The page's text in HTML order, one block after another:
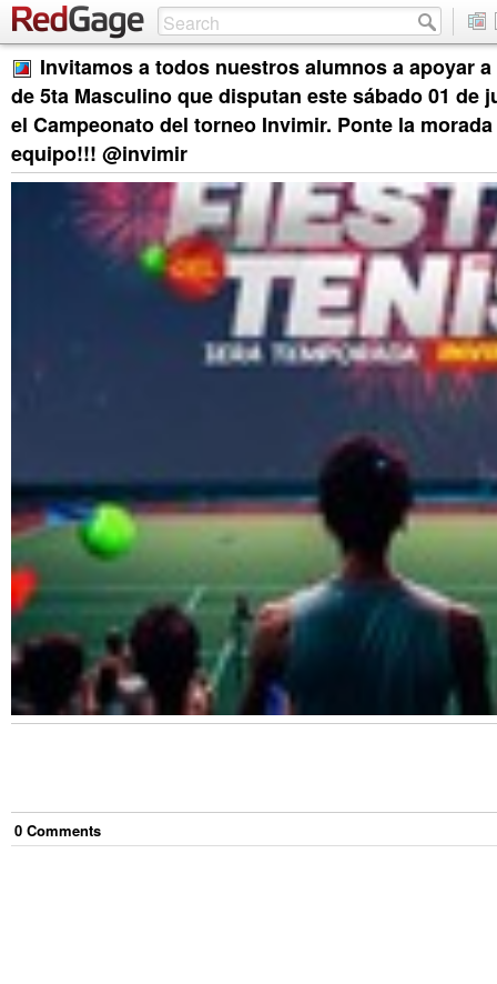
Invitamos a todos nuestros alumnos a apoyar
de 5ta Masculino que disputan este sábado 01 de
el Campeonato del torneo Invimir. Ponte la
equipo!!! @invimir
0 Comments